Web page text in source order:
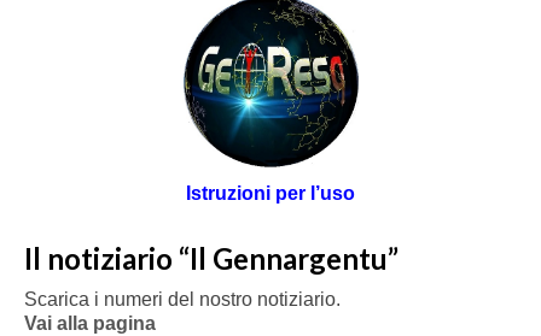
Istruzioni per l’uso
Il notiziario “Il Gennargentu”
Scarica i numeri del nostro notiziario.
Vai alla pagina